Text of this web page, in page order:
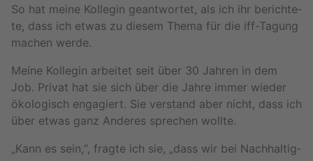
So hat meine Kol­le­gin ge­ant­wor­tet, als ich ihr be­rich­te­
te, dass ich etwas zu die­sem Thema für die iff-Ta­gung
ma­chen werde.
Meine Kol­le­gin ar­bei­tet seit über 30 Jah­ren in dem
Job. Pri­vat hat sie sich über die Jahre immer wie­der
öko­lo­gisch en­ga­giert. Sie ver­stand aber nicht, dass ich
über etwas ganz An­de­res spre­chen woll­te.
„Kann es sein,“, frag­te ich sie, „dass wir bei Nach­hal­tig­